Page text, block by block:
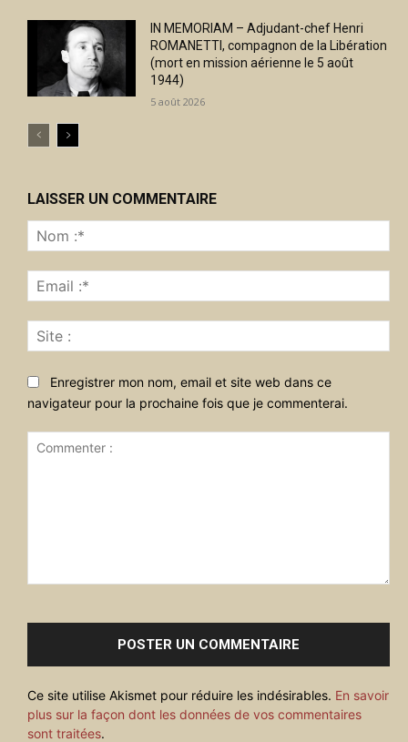
IN MEMORIAM – Adjudant-chef Henri
ROMANETTI, compagnon de la Libération
(mort en mission aérienne le 5 août
1944)
5 août 2026
LAISSER UN COMMENTAIRE
:*
:*
:
Enregistrer mon nom, email et site web dans ce
navigateur pour la prochaine fois que je commenterai.
Ce site utilise Akismet pour réduire les indésirables. En savoir
plus sur la façon dont les données de vos commentaires
sont traitées.